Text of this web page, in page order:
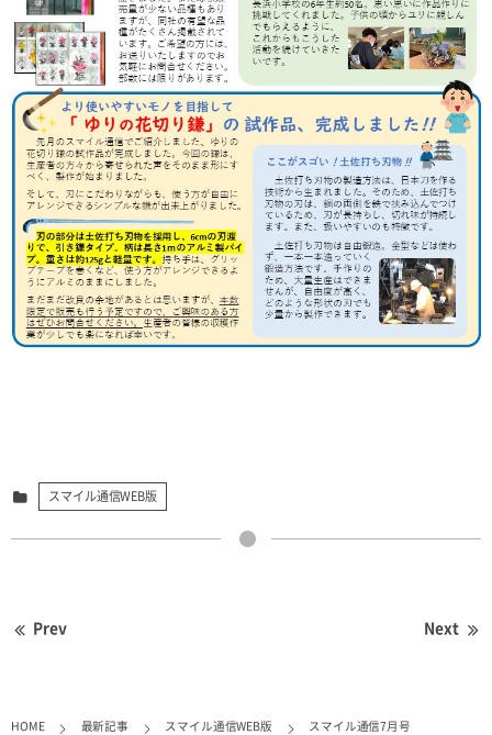
スマイル通信WEB版
Prev Next
HOME 最新記事 スマイル通信WEB版 スマイル通信7月号